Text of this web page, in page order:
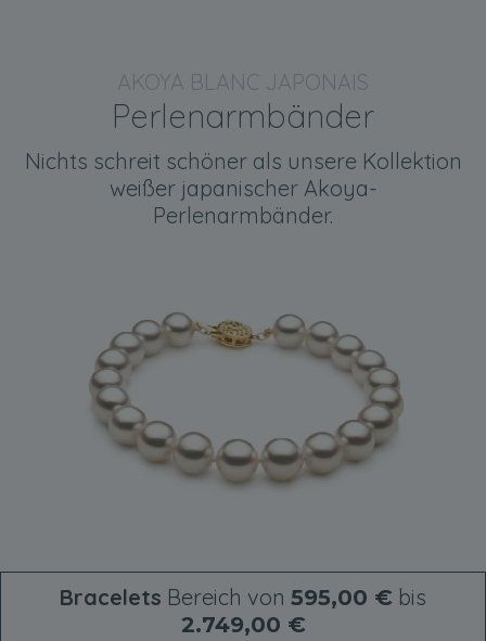
AKOYA BLANC JAPONAIS
Perlenarmbänder
Nichts schreit schöner als unsere Kollektion
weißer japanischer Akoya-
Perlenarmbänder.
Bracelets Bereich von 595,00 € bis
2.749,00 €